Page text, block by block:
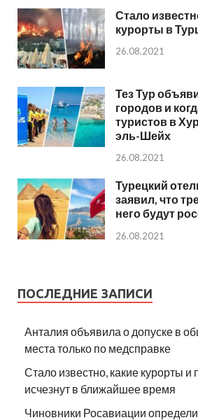
Стало
курорты в
26.08.2021
Тез Тур
городов и
туристов в
эль-Шейх
26.08.2021
Турецкий
заявил, что
него будут
26.08.2021
ПОСЛЕДНИЕ ЗАПИСИ
Анталия объявила о допуске в
места только по медсправке
Стало известно, какие курорты
исчезнут в ближайшее время
Чиновники Росавиации